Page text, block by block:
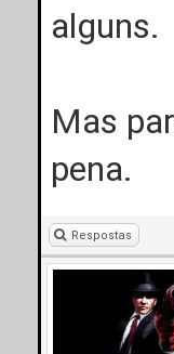
alguns.
Mas
pena.
Respostas